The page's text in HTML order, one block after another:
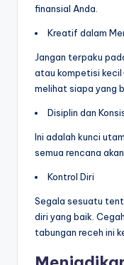
finansial Anda.
Kreatif dalam
Jangan terpaku
atau kompetisi
melihat siapa yang
Disiplin dan
Ini adalah kunci
semua rencana
Kontrol Diri
Segala sesuatu
diri yang baik.
tabungan receh ini